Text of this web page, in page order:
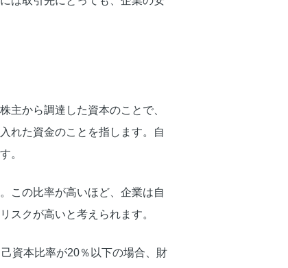
主から調達した資本のことで、
れた資金のことを指します。自
。
この比率が高いほど、企業は自
スクが高いと考えられます。
資本比率が20％以下の場合、財